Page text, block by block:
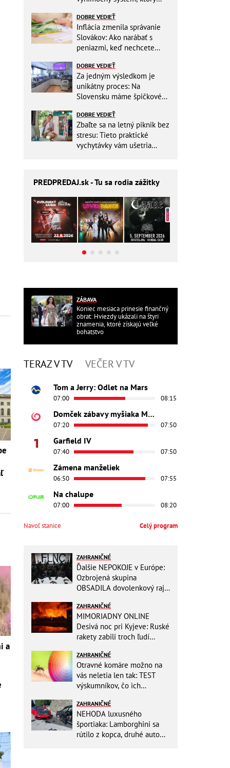
a
DOBRE VEDIEŤ
Inflácia zmenila správanie
Slovákov: Ako narábať s
peniazmi, keď nechcete
DOBRE VEDIEŤ
Za jedným výsledkom je
unikátny proces: Na
Slovensku máme špičkové
DOBRE VEDIEŤ
Zbaľte sa na letný piknik bez
stresu: Tieto praktické
vychytávky vám ušetria
PREDPREDAJ.sk - Tu sa rodia zážitky
ZÁBAVA
Koniec mesiaca prinesie finančný
obrat: Hviezdy ukázali na štyri
znamenia, ktoré získajú veľké
bohatstvo
TERAZ V TV VEČER V TV
Tom a Jerry: Odlet na Mars
07:00 08:15
Domček zábavy myšiaka Mickeyho
07:20 07:50
Garfield IV
07:40 07:50
Zámena manželiek
06:50 07:55
Na chalupe
07:00 08:20
Navoľ stanice Celý program
ZAHRANIČNÉ
Ďalšie NEPOKOJE v Európe:
Ozbrojená skupina
OBSADILA dovolenkový raj,
turistom!
ZAHRANIČNÉ
MIMORIADNY ONLINE
Desivá noc pri Kyjeve: Ruské
rakety zabili troch ľudí
výbuchy
ZAHRANIČNÉ
Otravné komáre možno na
vás neletia len tak: TEST
výskumníkov, čo ich
ZAHRANIČNÉ
NEHODA luxusného
športiaka: Lamborghini sa
rútilo z kopca, druhé auto